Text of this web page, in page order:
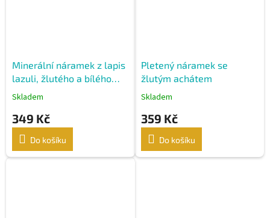
Minerální náramek z lapis
lazuli, žlutého a bílého
achátu
Skladem
349 Kč
Do košíku
Pletený náramek se
žlutým achátem
Skladem
359 Kč
Do košíku